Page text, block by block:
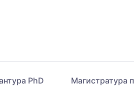
PhD Магистратура